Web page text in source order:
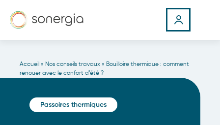
Accueil » Nos conseils travaux » Bouilloire thermique : comment
renouer avec le confort d’été ?
Passoires thermiques